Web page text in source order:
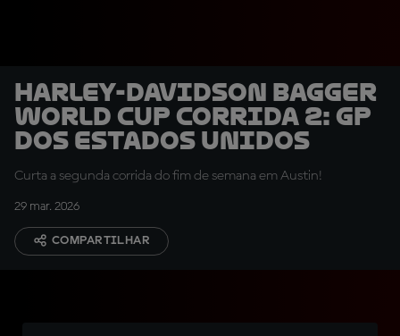
Harley-Davidson Bagger
World Cup Corrida 2: GP
dos Estados Unidos
Curta a segunda corrida do fim de semana em Austin!
29 mar. 2026
COMPARTILHAR